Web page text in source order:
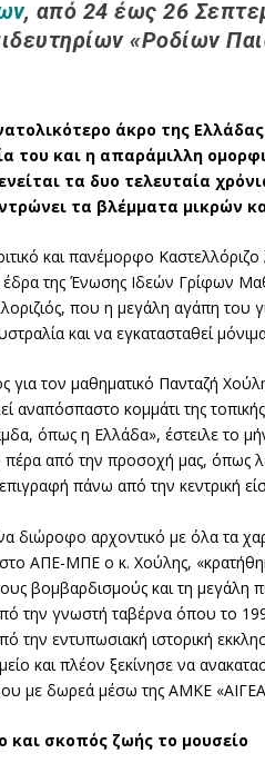
, από 24 έως 26
«Ροδίων
άκρο της
του και η απαράμιλλη
τα δυο τελευταία
τα βλέμματα μικρών
και πανέμορφο
έδρα της Ένωσης Ιδεών Γρίφων
που η μεγάλη αγάπη του
και να εγκατασταθεί
για τον μαθηματικό Πανταζή
αναπόσπαστο κομμάτι της
όπως η Ελλάδα», έστειλε το
από την προσοχή μας, όπως
πάνω από την κεντρική
διώροφο αρχοντικό με όλα τα
στο ΑΠΕ-ΜΠΕ ο κ. Χούλης,
βομβαρδισμούς και τη μεγάλη
την γνωστή ταβέρνα όπου το
την εντυπωσιακή ιστορική
και πλέον ξεκίνησε να
με δωρεά μέσω της ΑΜΚΕ
και σκοπός ζωής το μουσείο